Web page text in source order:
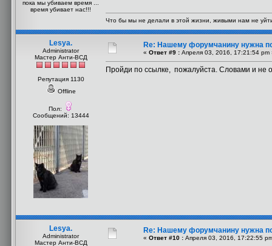
пока мы убиваем время ...
время убивает нас!!!
Что бы мы не делали в этой жизни, живыми нам не
Lesya.
Administrator
Мастер Анти-ВСД
Репутация 1130
Offline
Пол:
Сообщений: 13444
Re: Нашему форумчанину нужна
« Ответ #9 : Апреля 03, 2016, 17:21:54 pm
Пройди по ссылке, пожалуйста. Словами и не
Lesya.
Administrator
Мастер Анти-ВСД
Re: Нашему форумчанину нужна
« Ответ #10 : Апреля 03, 2016, 17:22:55